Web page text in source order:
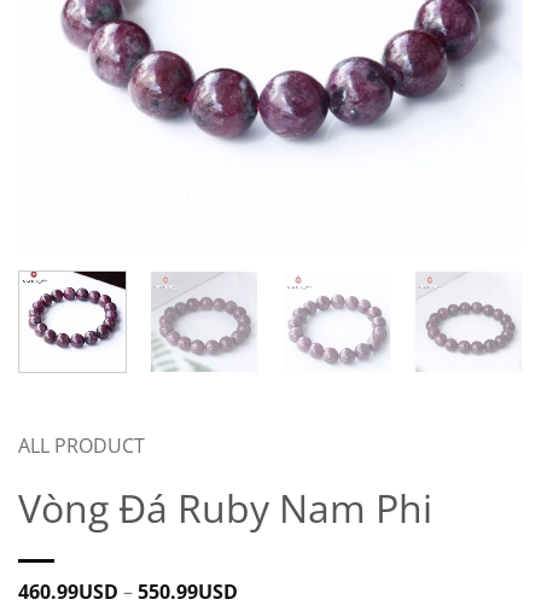
ALL PRODUCT
Vòng Đá Ruby Nam Phi
460.99USD –550.99USD